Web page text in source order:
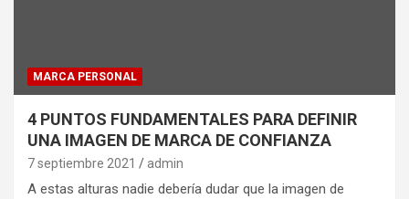
MARCA PERSONAL
4 PUNTOS FUNDAMENTALES PARA DEFINIR
UNA IMAGEN DE MARCA DE CONFIANZA
7 septiembre 2021 admin
A estas alturas nadie debería dudar que la imagen de